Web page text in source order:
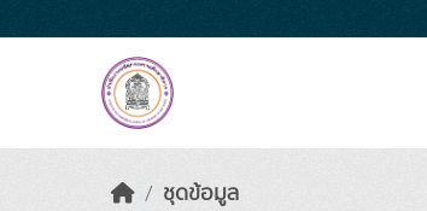
ชุดข้อมูล